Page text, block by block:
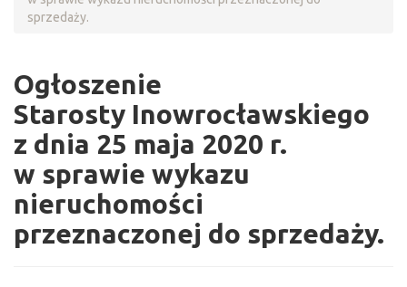
sprzedaży.
Ogłoszenie
Starosty Inowrocławskiego
z dnia 25 maja 2020 r.
w sprawie wykazu
nieruchomości
przeznaczonej do sprzedaży.